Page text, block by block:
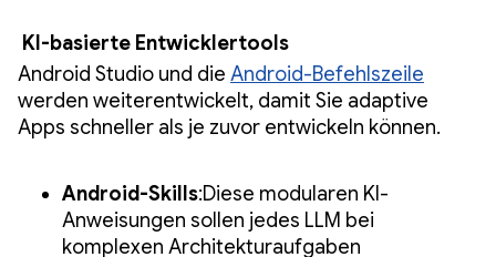
KI-basierte Entwicklertools
Android Studio und die Android-Befehlszeile
werden weiterentwickelt, damit Sie adaptive
Apps schneller als je zuvor entwickeln können.
Android-Skills:Diese modularen KI-
Anweisungen sollen jedes LLM bei
komplexen Architekturaufgaben